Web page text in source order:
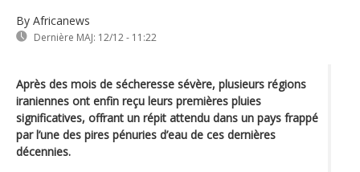
By Africanews
Dernière MAJ: 12/12 - 11:22
Après des mois de sécheresse sévère, plusieurs régions
iraniennes ont enfin reçu leurs premières pluies
significatives, offrant un répit attendu dans un pays frappé
par l’une des pires pénuries d’eau de ces dernières
décennies.